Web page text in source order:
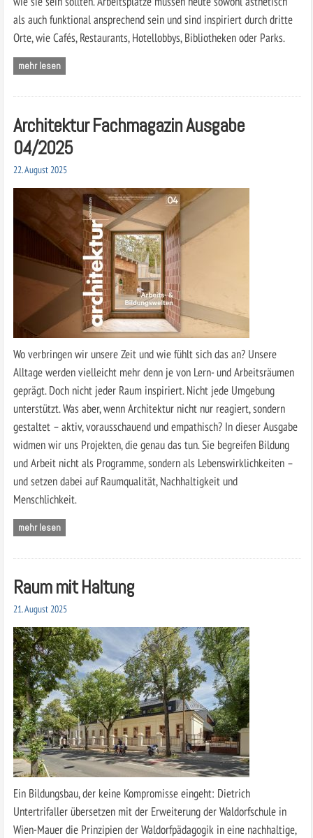
als auch funktional ansprechend sein und sind inspiriert durch dritte
Orte, wie Cafés, Restaurants, Hotellobbys, Bibliotheken oder Parks.
mehr lesen
Architektur Fachmagazin Ausgabe
04/2025
22. August 2025
Wo verbringen wir unsere Zeit und wie fühlt sich das an? Unsere
Alltage werden vielleicht mehr denn je von Lern- und Arbeitsräumen
geprägt. Doch nicht jeder Raum inspiriert. Nicht jede Umgebung
unterstützt. Was aber, wenn Architektur nicht nur reagiert, sondern
gestaltet – aktiv, vorausschauend und empathisch? In dieser Ausgabe
widmen wir uns Projekten, die genau das tun. Sie begreifen Bildung
und Arbeit nicht als Programme, sondern als Lebenswirklichkeiten –
und setzen dabei auf Raumqualität, Nachhaltigkeit und
Menschlichkeit.
mehr lesen
Raum mit Haltung
21. August 2025
Ein Bildungsbau, der keine Kompromisse eingeht: Dietrich
Untertrifaller übersetzen mit der Erweiterung der Waldorfschule in
Wien-Mauer die Prinzipien der Waldorf­pädagogik in eine nachhaltige,